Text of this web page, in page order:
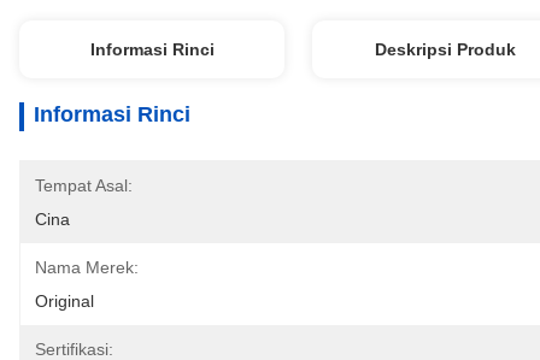
Informasi Rinci Deskripsi Produk
Informasi Rinci
Tempat Asal:
Cina
Nama Merek:
Original
Sertifikasi: